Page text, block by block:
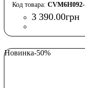
3 390.00грн
Новинка-50%